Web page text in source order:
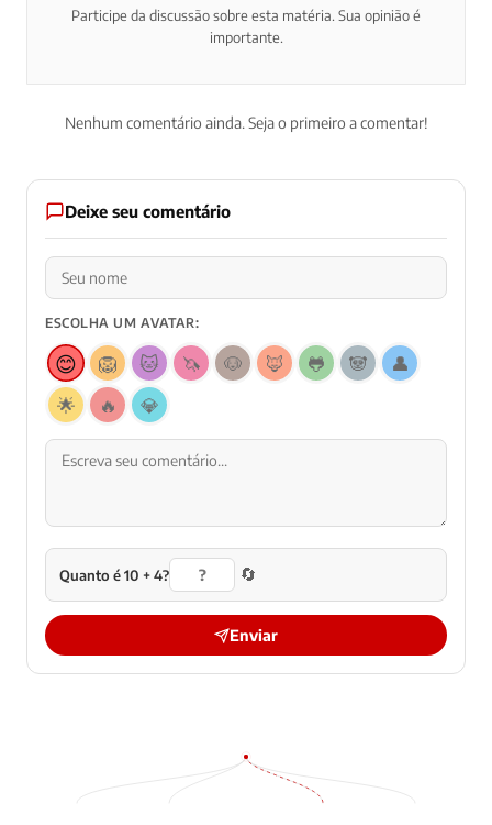
Participe da discussão sobre esta matéria. Sua opinião é
importante.
Nenhum comentário ainda. Seja o primeiro a comentar!
Deixe seu comentário
ESCOLHA UM AVATAR:
😊 🦁 🐱 🦄 🐶 🦊 🐸 🐼
👤
🌟
🔥 💎
Quanto é 10 + 4? 🔄
Enviar